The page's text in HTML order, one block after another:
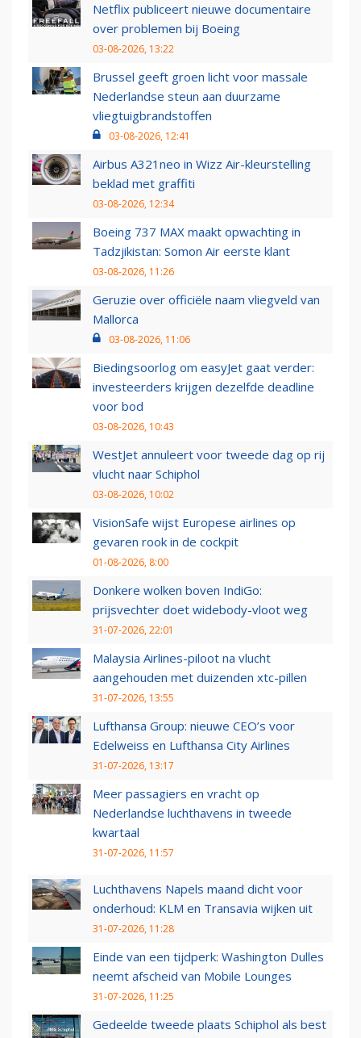
Netflix publiceert nieuwe documentaire
over problemen bij Boeing
03-08-2026, 13:22
Brussel geeft groen licht voor massale
Nederlandse steun aan duurzame
vliegtuigbrandstoffen
03-08-2026, 12:41
Airbus A321neo in Wizz Air-kleurstelling
beklad met graffiti
03-08-2026, 12:34
Boeing 737 MAX maakt opwachting in
Tadzjikistan: Somon Air eerste klant
03-08-2026, 11:26
Geruzie over officiële naam vliegveld van
Mallorca
03-08-2026, 11:06
Biedingsoorlog om easyJet gaat verder:
investeerders krijgen dezelfde deadline
voor bod
03-08-2026, 10:43
WestJet annuleert voor tweede dag op rij
vlucht naar Schiphol
03-08-2026, 10:02
VisionSafe wijst Europese airlines op
gevaren rook in de cockpit
01-08-2026, 8:00
Donkere wolken boven IndiGo:
prijsvechter doet widebody-vloot weg
31-07-2026, 22:01
Malaysia Airlines-piloot na vlucht
aangehouden met duizenden xtc-pillen
31-07-2026, 13:55
Lufthansa Group: nieuwe CEO’s voor
Edelweiss en Lufthansa City Airlines
31-07-2026, 13:17
Meer passagiers en vracht op
Nederlandse luchthavens in tweede
kwartaal
31-07-2026, 11:57
Luchthavens Napels maand dicht voor
onderhoud: KLM en Transavia wijken uit
31-07-2026, 11:28
Einde van een tijdperk: Washington Dulles
neemt afscheid van Mobile Lounges
31-07-2026, 11:25
Gedeelde tweede plaats Schiphol als best